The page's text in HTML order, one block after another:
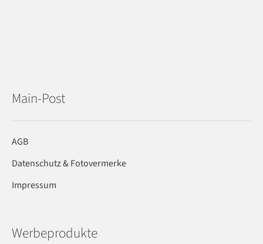
Main-Post
AGB
Datenschutz & Fotovermerke
Impressum
Werbeprodukte